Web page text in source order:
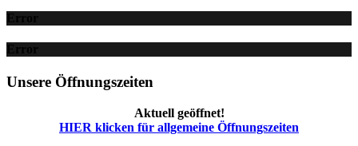
Error
Error
Unsere Öffnungszeiten
Aktuell geöffnet!
HIER klicken für allgemeine Öffnungszeiten